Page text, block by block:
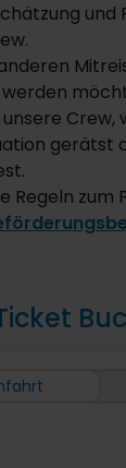
und
Crew,
gerätst
Regeln